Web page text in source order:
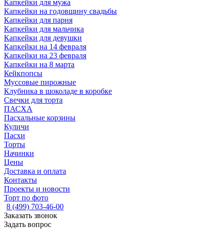
Капкейки для мужа
Капкейки на годовщину свадьбы
Капкейки для парня
Капкейки для мальчика
Капкейки для девушки
Капкейки на 14 февраля
Капкейки на 23 февраля
Капкейки на 8 марта
Кейкпопсы
Муссовые пирожные
Клубника в шоколаде в коробке
Свечки для торта
ПАСХА
Пасхальные корзины
Куличи
Пасхи
Торты
Начинки
Цены
Доставка и оплата
Контакты
Проекты и новости
Торт по фото
8 (499) 703-46-00
Заказать звонок
Задать вопрос